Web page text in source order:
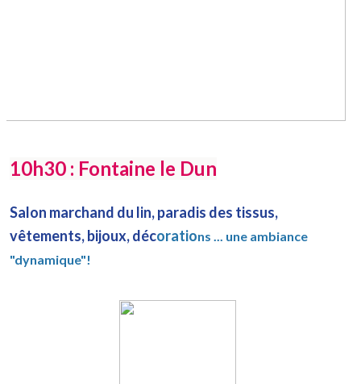
10h30 : Fontaine le Dun
Salon marchand du lin, paradis des tissus,
vêtements, bijoux, décorations ... une ambiance
"dynamique"!